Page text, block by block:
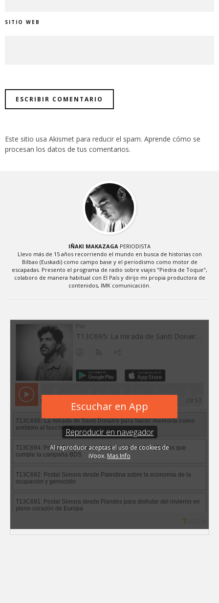
SITIO WEB
Este sitio usa Akismet para reducir el spam. Aprende cómo se
procesan los datos de tus comentarios.
IÑAKI MAKAZAGA PERIODISTA
Llevo más de 15 años recorriendo el mundo en busca de historias con
Bilbao (Euskadi) como campo base y el periodismo como motor de
escapadas. Presento el programa de radio sobre viajes "Piedra de Toque",
colaboro de manera habitual con El País y dirijo mi propia productora de
contenidos, IMK comunicación.